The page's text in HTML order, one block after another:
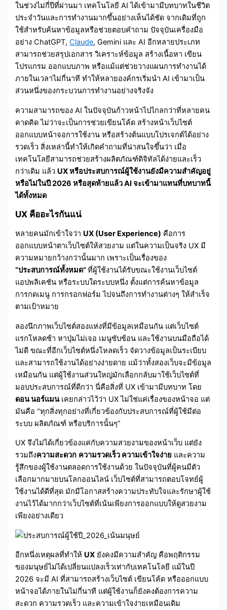
ในช่วงไม่กี่ปีที่ผ่านมา เทคโนโลยี AI ได้เข้ามามีบทบาทในชีวิต
ประจำวันและการทำงานมากขึ้นอย่างเห็นได้ชัด จากเดิมที่ถูก
ใช้สำหรับค้นหาข้อมูลหรือช่วยตอบคำถาม ปัจจุบันเครื่องมือ
อย่าง ChatGPT,Claude, Gemini และ AI อีกหลายประเภท
สามารถช่วยสรุปเอกสาร วิเคราะห์ข้อมูล สร้างเนื้อหา เขียน
โปรแกรม ออกแบบภาพ หรือแม้แต่ช่วยวางแผนการทำงานได้
ภายในเวลาไม่กี่นาที ทำให้หลายองค์กรเริ่มนำ AI เข้ามาเป็น
ส่วนหนึ่งของกระบวนการทำงานอย่างจริงจัง
ความสามารถของ AI ในปัจจุบันก้าวหน้าไปไกลกว่าที่หลายคน
คาดคิด ไม่ว่าจะเป็นการช่วยเขียนโค้ด สร้างหน้าเว็บไซต์
ออกแบบหน้าจอการใช้งาน หรือสร้างต้นแบบโปรเจกต์ได้อย่าง
รวดเร็ว สิ่งเหล่านี้ทำให้เกิดคำถามที่น่าสนใจขึ้นว่า เมื่อ
เทคโนโลยีสามารถช่วยสร้างผลิตภัณฑ์ดิจิทัลได้ง่ายและเร็ว
กว่าเดิม แล้ว UX หรือประสบการณ์ผู้ใช้งานยังมีความสำคัญอยู่
หรือไม่ในปี 2026 หรือสุดท้ายแล้ว AI จะเข้ามาแทนที่บทบาทนี้
ได้ทั้งหมด
UX คืออะไรกันแน่
หลายคนมักเข้าใจว่า UX (User Experience) คือการ
ออกแบบหน้าตาเว็บไซต์ให้สวยงาม แต่ในความเป็นจริง UX มี
ความหมายกว้างกว่านั้นมาก เพราะเป็นเรื่องของ
“ประสบการณ์ทั้งหมด”ที่ผู้ใช้งานได้รับขณะใช้งานเว็บไซต์
แอปพลิเคชัน หรือระบบใดระบบหนึ่ง ตั้งแต่การค้นหาข้อมูล
การกดเมนู การกรอกฟอร์ม ไปจนถึงการทำงานต่างๆ ให้สำเร็จ
ตามเป้าหมาย
ลองนึกภาพเว็บไซต์สองแห่งที่มีข้อมูลเหมือนกัน แต่เว็บไซต์
แรกโหลดช้า หาปุ่มไม่เจอ เมนูซับซ้อน และใช้งานบนมือถือได้
ไม่ดี ขณะที่อีกเว็บไซต์หนึ่งโหลดเร็ว จัดวางข้อมูลเป็นระเบียบ
และสามารถใช้งานได้อย่างง่ายดาย แม้ว่าทั้งสองเว็บจะมีข้อมูล
เหมือนกัน แต่ผู้ใช้งานส่วนใหญ่มักเลือกกลับมาใช้เว็บไซต์ที่
มอบประสบการณ์ที่ดีกว่า นี่คือสิ่งที่ UX เข้ามามีบทบาท โดย
ดอน นอร์แมนเคยกล่าวไว้ว่า UX ไม่ใช่แค่เรื่องของหน้าจอ แต่
มันคือ “ทุกสิ่งทุกอย่างที่เกี่ยวข้องกับประสบการณ์ที่ผู้ใช้มีต่อ
ระบบ ผลิตภัณฑ์ หรือบริการนั้นๆ”
UX จึงไม่ได้เกี่ยวข้องแค่กับความสวยงามของหน้าเว็บ แต่ยัง
รวมถึงความสะดวก ความรวดเร็ว ความเข้าใจง่าย และความ
รู้สึกของผู้ใช้งานตลอดการใช้งานด้วย ในปัจจุบันที่ผู้คนมีตัว
เลือกมากมายบนโลกออนไลน์ เว็บไซต์ที่สามารถตอบโจทย์ผู้
ใช้งานได้ดีที่สุด มักมีโอกาสสร้างความประทับใจและรักษาผู้ใช้
งานไว้ได้มากกว่าเว็บไซต์ที่เน้นเพียงการออกแบบให้ดูสวยงาม
เพียงอย่างเดียว
อีกหนึ่งเหตุผลที่ทำให้ UX ยังคงมีความสำคัญ คือพฤติกรรม
ของมนุษย์ไม่ได้เปลี่ยนแปลงเร็วเท่ากับเทคโนโลยี แม้ในปี
2026 จะมี AI ที่สามารถสร้างเว็บไซต์ เขียนโค้ด หรือออกแบบ
หน้าจอได้ภายในไม่กี่นาที แต่ผู้ใช้งานก็ยังคงต้องการความ
สะดวก ความรวดเร็ว และความเข้าใจง่ายเหมือนเดิม